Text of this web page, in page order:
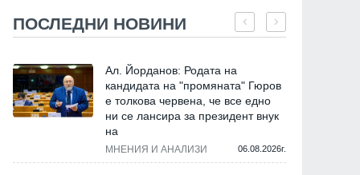
ПОСЛЕДНИ НОВИНИ
Ал. Йорданов: Родата на
кандидата на "промяната" Гюров
е толкова червена, че все едно
ни се лансира за президент внук
на
МНЕНИЯ И АНАЛИЗИ 06.08.2026г.